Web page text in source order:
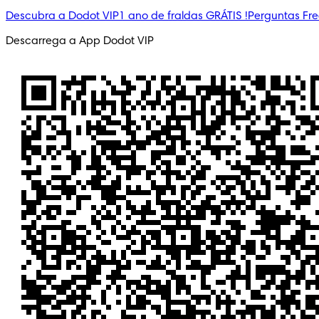
Descubra a Dodot VIP1 ano de fraldas GRÁTIS !Perguntas
Descarrega a App Dodot VIP